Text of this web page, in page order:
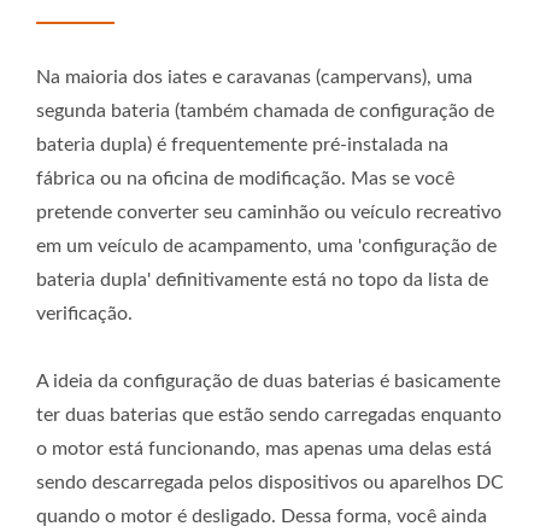
Na maioria dos iates e caravanas (campervans), uma
segunda bateria (também chamada de configuração de
bateria dupla) é frequentemente pré-instalada na
fábrica ou na oficina de modificação. Mas se você
pretende converter seu caminhão ou veículo recreativo
em um veículo de acampamento, uma 'configuração de
bateria dupla' definitivamente está no topo da lista de
verificação.
A ideia da configuração de duas baterias é basicamente
ter duas baterias que estão sendo carregadas enquanto
o motor está funcionando, mas apenas uma delas está
sendo descarregada pelos dispositivos ou aparelhos DC
quando o motor é desligado. Dessa forma, você ainda